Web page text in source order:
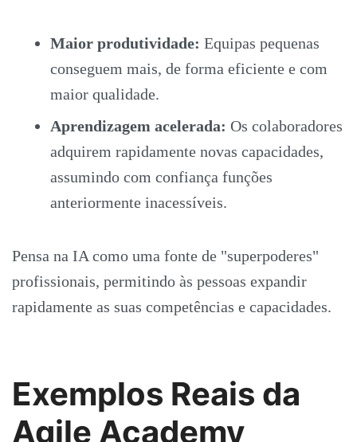
Maior produtividade: Equipas pequenas
conseguem mais, de forma eficiente e com
maior qualidade.
Aprendizagem acelerada: Os colaboradores
adquirem rapidamente novas capacidades,
assumindo com confiança funções
anteriormente inacessíveis.
Pensa na IA como uma fonte de "superpoderes"
profissionais, permitindo às pessoas expandir
rapidamente as suas competências e capacidades.
Exemplos Reais da
Agile Academy